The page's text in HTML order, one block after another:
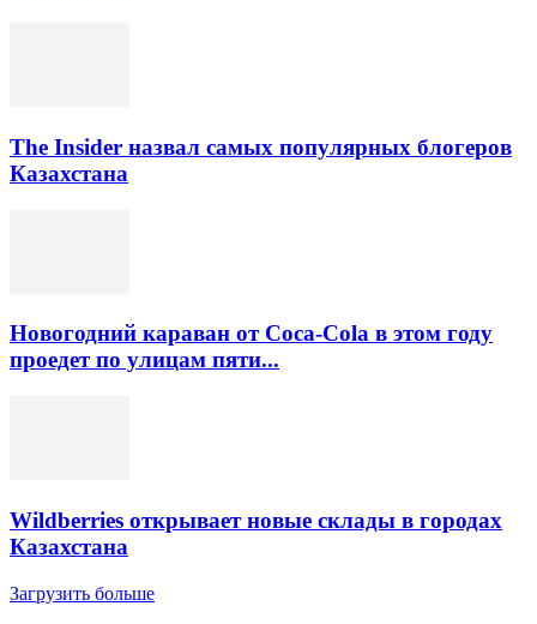
The Insider назвал самых популярных блогеров
Казахстана
Новогодний караван от Coca-Cola в этом году
проедет по улицам пяти...
Wildberries открывает новые склады в городах
Казахстана
Загрузить больше